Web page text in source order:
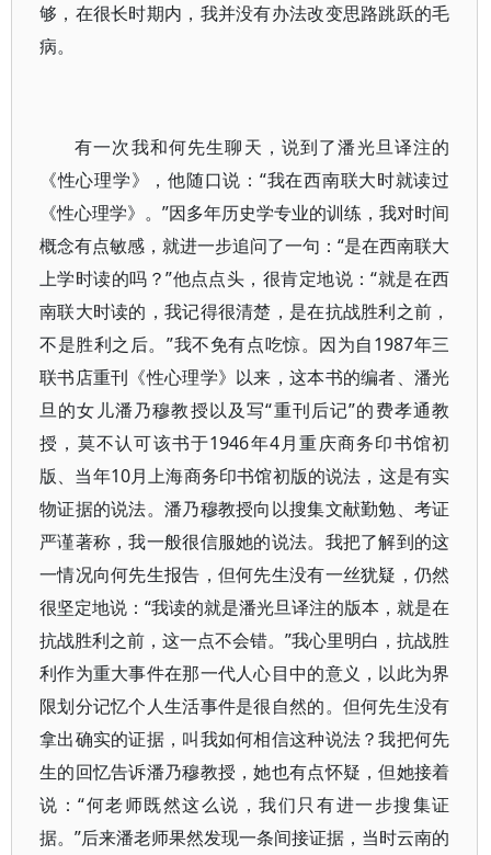
够，在很长时期内，我并没有办法改变思路跳跃的毛
病。
有一次我和何先生聊天，说到了潘光旦译注的
《性心理学》，他随口说：“我在西南联大时就读过
《性心理学》。”因多年历史学专业的训练，我对时间
概念有点敏感，就进一步追问了一句：“是在西南联大
上学时读的吗？”他点点头，很肯定地说：“就是在西
南联大时读的，我记得很清楚，是在抗战胜利之前，
不是胜利之后。”我不免有点吃惊。因为自1987年三
联书店重刊《性心理学》以来，这本书的编者、潘光
旦的女儿潘乃穆教授以及写“重刊后记”的费孝通教
授，莫不认可该书于1946年4月重庆商务印书馆初
版、当年10月上海商务印书馆初版的说法，这是有实
物证据的说法。潘乃穆教授向以搜集文献勤勉、考证
严谨著称，我一般很信服她的说法。我把了解到的这
一情况向何先生报告，但何先生没有一丝犹疑，仍然
很坚定地说：“我读的就是潘光旦译注的版本，就是在
抗战胜利之前，这一点不会错。”我心里明白，抗战胜
利作为重大事件在那一代人心目中的意义，以此为界
限划分记忆个人生活事件是很自然的。但何先生没有
拿出确实的证据，叫我如何相信这种说法？我把何先
生的回忆告诉潘乃穆教授，她也有点怀疑，但她接着
说：“何老师既然这么说，我们只有进一步搜集证
据。”后来潘老师果然发现一条间接证据，当时云南的